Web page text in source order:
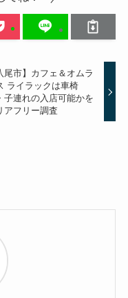
尾市】カフェ＆オムラ
ライラックは車椅
子連れの入店可能かを
アフリー調査